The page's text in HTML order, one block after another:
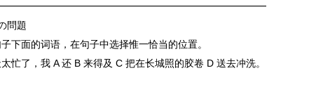
問題
下面的词语，在句子中选择惟一恰当的位置。
忙了，我 A 还 B 来得及 C 把在长城照的胶卷 D 送去冲洗。